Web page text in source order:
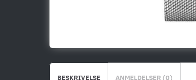
BESKRIVELSE ANMELDELSER (0)